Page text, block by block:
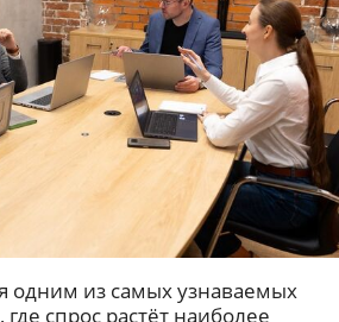
одним из самых узнаваемых
спрос растёт наиболее